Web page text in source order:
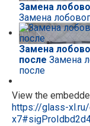
Замена
Замена
Замена
после Замена
после
View the
https://glass-